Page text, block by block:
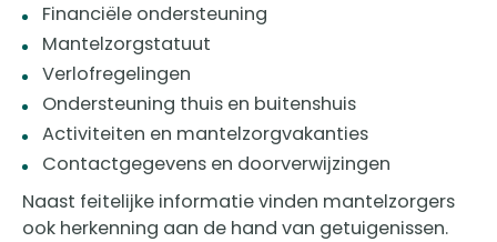
Financiële ondersteuning
Mantelzorgstatuut
Verlofregelingen
Ondersteuning thuis en buitenshuis
Activiteiten en mantelzorgvakanties
Contactgegevens en doorverwijzingen
Naast feitelijke informatie vinden mantelzorgers
ook herkenning aan de hand van getuigenissen.